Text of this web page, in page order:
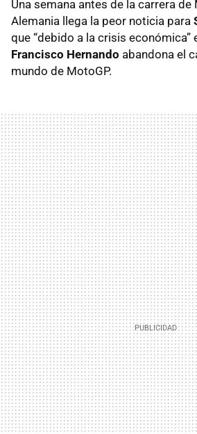
Una semana antes de la carrera de
Alemania llega la peor noticia para
que “debido a la crisis económica”
Francisco Hernando abandona el
mundo de MotoGP.